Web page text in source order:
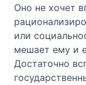
Оно не хочет
или
мешает ему и
Достаточно